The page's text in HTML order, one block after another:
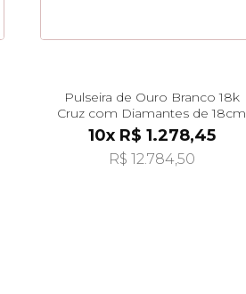
Pulseira de Ouro Branco 18k
Cruz com Diamantes de 18cm
pu07203
10x R$ 1.278,45
R$ 12.784,50